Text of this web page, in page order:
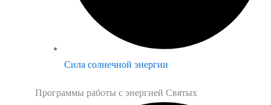
Сила солнечной энергии
Программы работы с энергией Святых